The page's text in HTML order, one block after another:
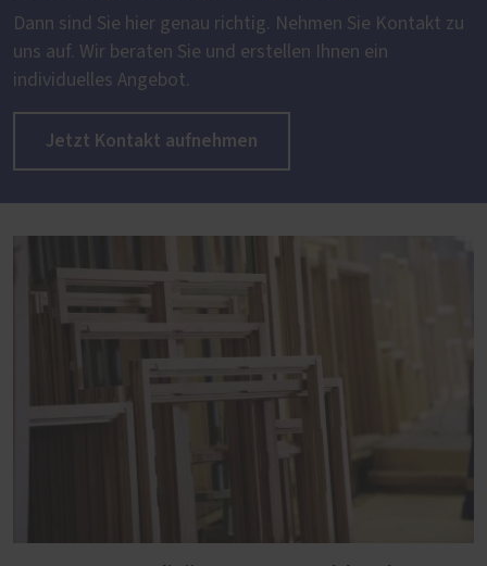
Dann sind Sie hier genau richtig. Nehmen Sie Kontakt zu
uns auf. Wir beraten Sie und erstellen Ihnen ein
individuelles Angebot.
Jetzt Kontakt aufnehmen